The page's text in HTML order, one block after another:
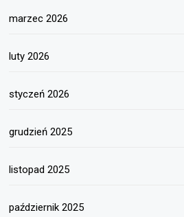
marzec 2026
luty 2026
styczeń 2026
grudzień 2025
listopad 2025
październik 2025